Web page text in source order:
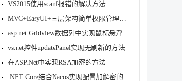
VS2015使用scanf报错的解决方法
MVC+EasyUI+三层架构简单权限管理系统
asp.net Gridview数据列中实现鼠标悬浮变色
vs.net控件updatePanel实现无刷新的方法
在ASP.Net中实现RSA加密的方法
.NET Core结合Nacos实现配置加解密的方法